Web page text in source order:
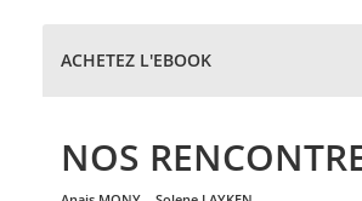
ACHETEZ L'EBOOK
NOS